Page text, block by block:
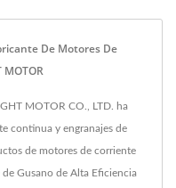
De Motores De
MOTOR CO., LTD. ha
continua y engranajes de
de motores de corriente
Gusano de Alta Eficiencia